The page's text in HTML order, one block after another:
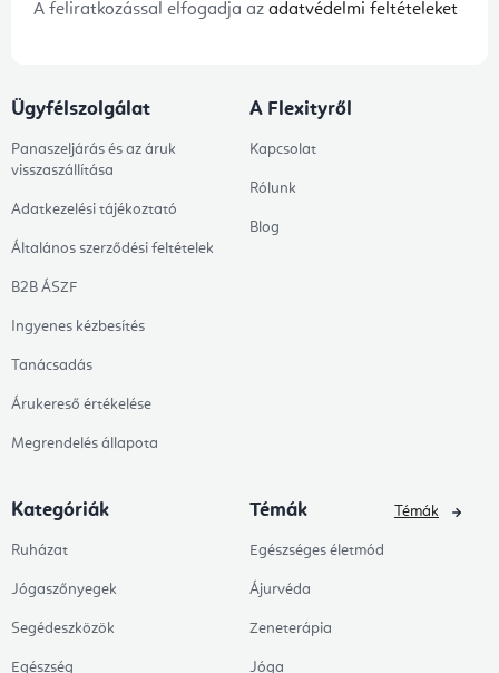
A feliratkozással elfogadja az adatvédelmi feltételeket
Ügyfélszolgálat
Panaszeljárás és az áruk
visszaszállítása
Adatkezelési tájékoztató
Általános szerződési feltételek
B2B ÁSZF
Ingyenes kézbesítés
Tanácsadás
Árukereső értékelése
Megrendelés állapota
A Flexityről
Kapcsolat
Rólunk
Blog
Kategóriák
Ruházat
Jógaszőnyegek
Segédeszközök
Egészség
Témák
Egészséges életmód
Ájurvéda
Zeneterápia
Jóga
Témák